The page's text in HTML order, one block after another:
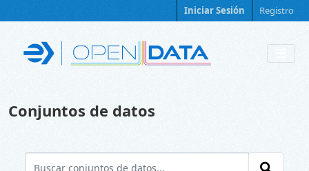
Iniciar Sesión Registro
Conjuntos de datos